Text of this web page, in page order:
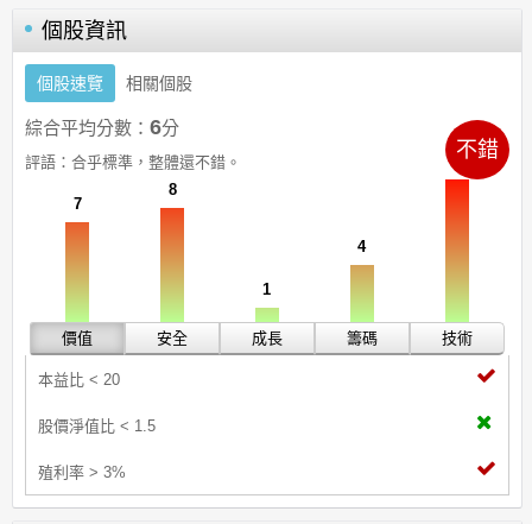
個股資訊
個股速覽 相關個股
綜合平均分數： 6分
評語： 合乎標準，整體還不錯。
不錯
7
價值
8
安全
1
成長
4
籌碼
10
技術
本益比 < 20
股價淨值比 < 1.5
殖利率 > 3%